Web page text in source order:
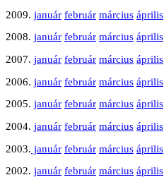
2009. január február március április
2008. január február március április
2007. január február március április
2006. január február március április
2005. január február március április
2004. január február március április
2003. január február március április
2002. január február március április